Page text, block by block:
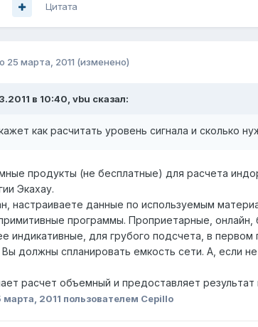
Цитата
25 марта, 2011 (изменено)
в 10:40, vbu сказал:
как расчитать уровень сигнала и сколько
продукты (не беcплатные) для расчета
Экахау.
настраиваете данные по используемым
программы. Проприетарные,
индикативные, для грубого подсчета, в
должны спланировать емкость сети. А, если
расчет объемный и предоставляет результат
марта, 2011 пользователем Cepillo